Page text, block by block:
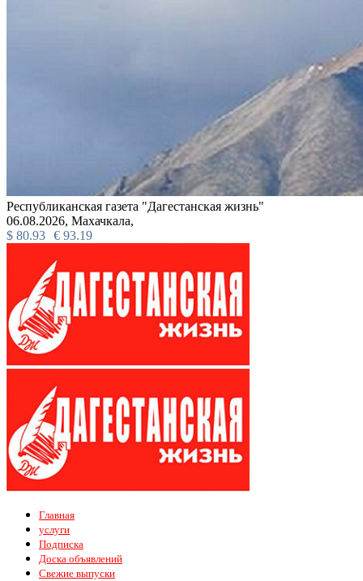
Республиканская газета "Дагестанская жизнь"
06.08.2026, Махачкала,
$ 80.93 € 93.19
Главная
услуги
Подписка
Доска объявлений
Свежие выпуски